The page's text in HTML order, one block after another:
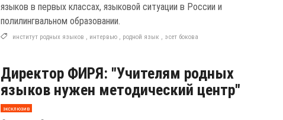
языков в первых классах, языковой ситуации в России и
полилингвальном образовании.
институт родных языков , интервью , родной язык , эсет бокова
Директор ФИРЯ: "Учителям родных
языков нужен методический центр"
эксклюзив